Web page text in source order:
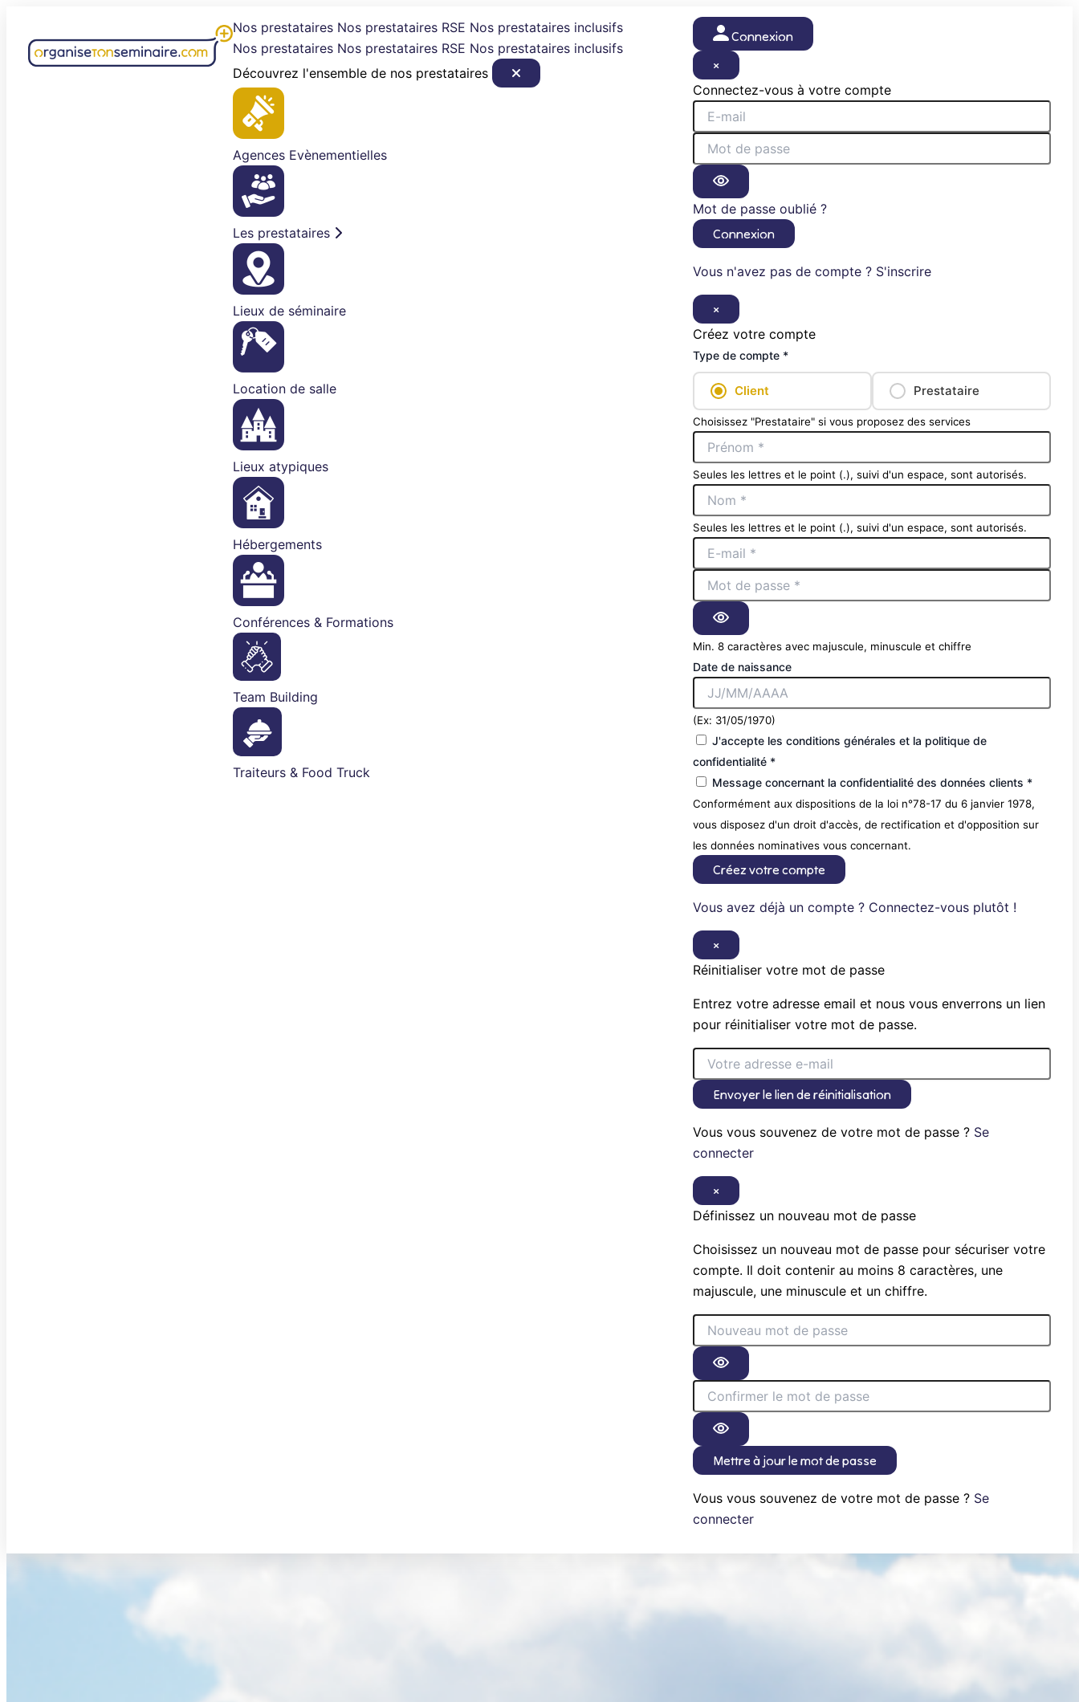
contenu
Nos prestataires Nos prestataires RSE Nos prestataires inclusifs
Nos prestataires Nos prestataires RSE Nos prestataires inclusifs
Découvrez l'ensemble de nos prestataires
Agences Evènementielles
Les prestataires
Lieux de séminaire
Location de salle
Lieux atypiques
Hébergements
Conférences & Formations
Team Building
Traiteurs & Food Truck
Connexion
×
Connectez-vous à votre compte
Mot de passe oublié ?
Connexion
Vous n'avez pas de compte ? S'inscrire
×
Créez votre compte
Type de compte *
Client Prestataire
Choisissez "Prestataire" si vous proposez des services
Seules les lettres et le point (.), suivi d'un espace, sont autorisés.
Seules les lettres et le point (.), suivi d'un espace, sont autorisés.
Min. 8 caractères avec majuscule, minuscule et chiffre
Date de naissance
(Ex: 31/05/1970)
J'accepte les conditions générales et la politique de
confidentialité *
Message concernant la confidentialité des données clients *
Conformément aux dispositions de la loi n°78-17 du 6 janvier 1978,
vous disposez d'un droit d'accès, de rectification et d'opposition sur
les données nominatives vous concernant.
Créez votre compte
Vous avez déjà un compte ? Connectez-vous plutôt !
×
Réinitialiser votre mot de passe
Entrez votre adresse email et nous vous enverrons un lien
pour réinitialiser votre mot de passe.
Envoyer le lien de réinitialisation
Vous vous souvenez de votre mot de passe ? Se
connecter
×
Définissez un nouveau mot de passe
Choisissez un nouveau mot de passe pour sécuriser votre
compte. Il doit contenir au moins 8 caractères, une
majuscule, une minuscule et un chiffre.
Mettre à jour le mot de passe
Vous vous souvenez de votre mot de passe ? Se
connecter